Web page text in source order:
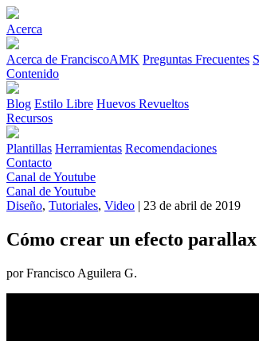
Acerca
Acerca de FranciscoAMK Preguntas Frecuentes
Contenido
Blog Estilo Libre Huevos Revueltos
Recursos
Plantillas Herramientas Recomendaciones
Contacto
Canal de Youtube
Canal de Youtube
Diseño, Tutoriales, Video | 23 de abril de 2019
Cómo crear un efecto
por Francisco Aguilera G.